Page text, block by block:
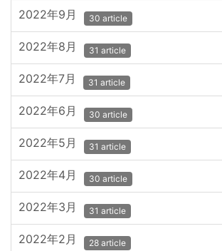
2022年9月 30 article
2022年8月 31 article
2022年7月 31 article
2022年6月 30 article
2022年5月 31 article
2022年4月 30 article
2022年3月 31 article
2022年2月 28 article